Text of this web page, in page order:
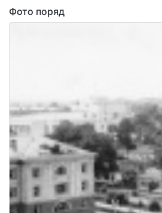
Фото поряд